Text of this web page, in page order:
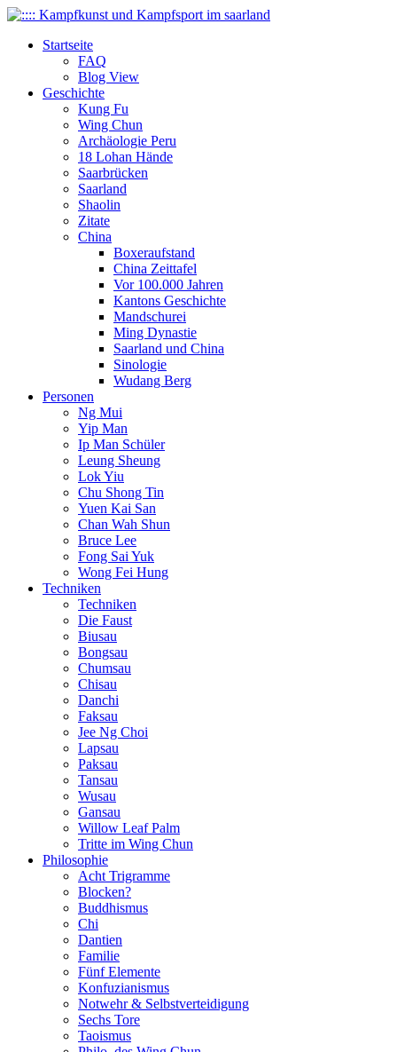
Startseite
FAQ
Blog View
Geschichte
Kung Fu
Wing Chun
Archäologie Peru
18 Lohan Hände
Saarbrücken
Saarland
Shaolin
Zitate
China
Boxeraufstand
China Zeittafel
Vor 100.000 Jahren
Kantons Geschichte
Mandschurei
Ming Dynastie
Saarland und China
Sinologie
Wudang Berg
Personen
Ng Mui
Yip Man
Ip Man Schüler
Leung Sheung
Lok Yiu
Chu Shong Tin
Yuen Kai San
Chan Wah Shun
Bruce Lee
Fong Sai Yuk
Wong Fei Hung
Techniken
Techniken
Die Faust
Biusau
Bongsau
Chumsau
Chisau
Danchi
Faksau
Jee Ng Choi
Lapsau
Paksau
Tansau
Wusau
Gansau
Willow Leaf Palm
Tritte im Wing Chun
Philosophie
Acht Trigramme
Blocken?
Buddhismus
Chi
Dantien
Familie
Fünf Elemente
Konfuzianismus
Notwehr & Selbstverteidigung
Sechs Tore
Taoismus